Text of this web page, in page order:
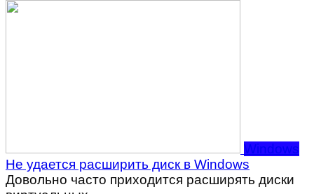
Windows
Не удается расширить диск в Windows
Довольно часто приходится расширять диски